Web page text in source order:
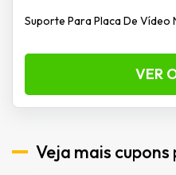
Suporte Para Placa De Vídeo
VER
Veja mais cupons